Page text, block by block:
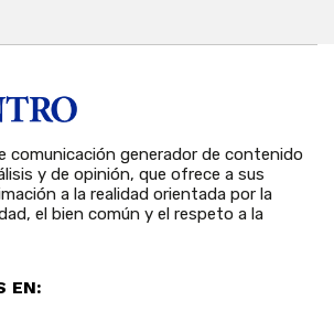
comunicación generador de contenido
y de opinión, que ofrece a sus
a la realidad orientada por la
el bien común y el respeto a la
EN: